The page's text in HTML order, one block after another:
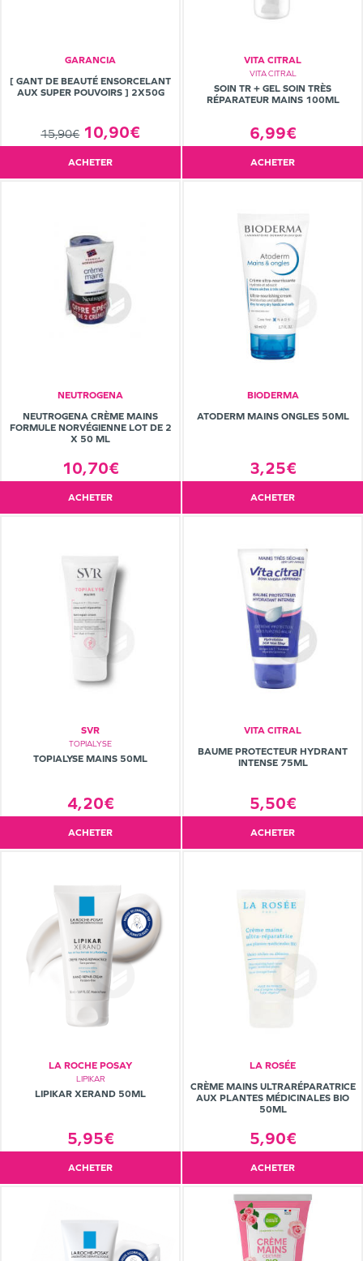
GARANCIA
[ GANT DE BEAUTÉ ENSORCELANT
AUX SUPER POUVOIRS ] 2X50G
15,90€ 10,90€
ACHETER
VITA CITRAL
VITA CITRAL
SOIN TR + GEL SOIN TRÈS
RÉPARATEUR MAINS 100ML
6,99€
ACHETER
NEUTROGENA
NEUTROGENA CRÈME MAINS
FORMULE NORVÉGIENNE LOT DE 2
X 50 ML
10,70€
ACHETER
BIODERMA
ATODERM MAINS ONGLES 50ML
3,25€
ACHETER
SVR
TOPIALYSE
TOPIALYSE MAINS 50ML
4,20€
ACHETER
VITA CITRAL
BAUME PROTECTEUR HYDRANT
INTENSE 75ML
5,50€
ACHETER
LA ROCHE POSAY
LIPIKAR
LIPIKAR XERAND 50ML
5,95€
ACHETER
LA ROSÉE
CRÈME MAINS ULTRARÉPARATRICE
AUX PLANTES MÉDICINALES BIO
50ML
5,90€
ACHETER